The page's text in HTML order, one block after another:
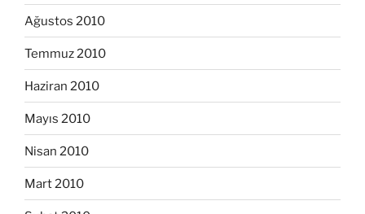
Ağustos 2010
Temmuz 2010
Haziran 2010
Mayıs 2010
Nisan 2010
Mart 2010